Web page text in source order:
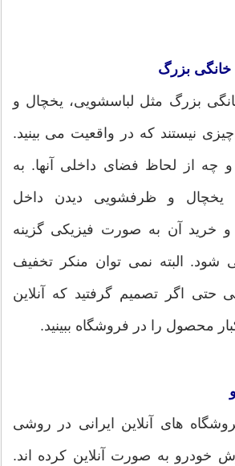
خانگی بزرگ
بزرگ مثل لباسشویی، یخچال و
نیستند که در واقعیت می بینید.
چه از لحاظ فضای داخلی آنها. به
و ظرفشویی دیدن داخل
خرید آن به صورت فیزیکی گزینه
البته نمی توان منکر تخفیف
حتی اگر تصمیم گرفتید که آنلاین
محصول را در فروشگاه ببینید.
های آنلاین ایرانی در روشی
خودرو به صورت آنلاین کرده اند.